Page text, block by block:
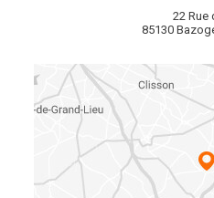
22 Rue
85130